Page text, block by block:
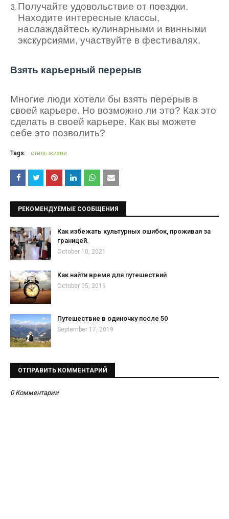
Получайте удовольствие от поездки.
Находите интересные классы,
наслаждайтесь кулинарными и винными
экскурсиями, участвуйте в фестивалях.
Взять карьерный перерыв
Многие люди хотели бы взять перерыв в
своей карьере. Но возможно ли это? Как это
сделать в своей карьере. Как вы можете
себе это позволить?
Tags: стиль жизни
РЕКОМЕНДУЕМЫЕ СООБЩЕНИЯ
Как избежать культурных ошибок, проживая за
границей.
October 10, 2021
Как найти время для путешествий
October 05, 2019
Путешествие в одиночку после 50
September 17, 2019
ОТПРАВИТЬ КОММЕНТАРИЙ
0 Комментарии